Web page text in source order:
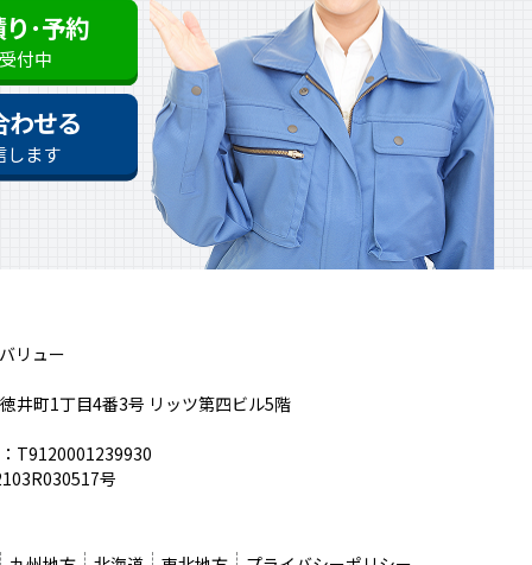
･予約
付中
わせる
します
リュー
井町1丁目4番3号 リッツ第四ビル5階
T9120001239930
号